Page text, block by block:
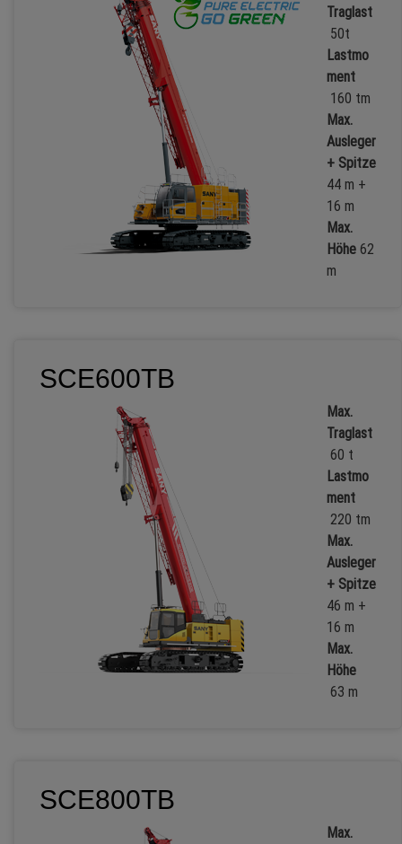
Traglast
50t
Lastmo
ment
160 tm
Max.
Ausleger
+ Spitze
44 m +
16 m
Max.
Höhe 62
m
SCE600TB
Max.
Traglast
60 t
Lastmo
ment
220 tm
Max.
Ausleger
+ Spitze
46 m +
16 m
Max.
Höhe
63 m
SCE800TB
Max.